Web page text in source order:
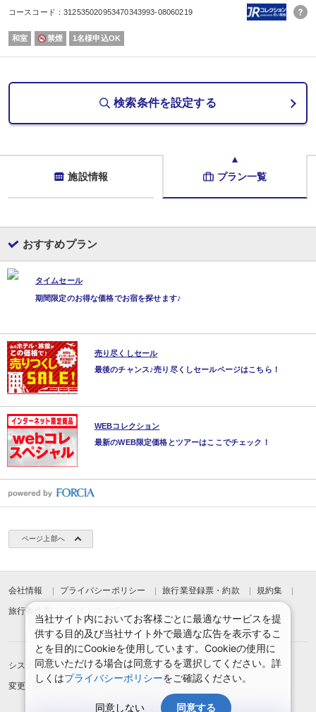
標高1400ｍの場所ですので気温も20°c-を下回ります 春秋は防寒着が必要です
特に冬季は相当冷え-10℃を下回りますのでダウンジャケット等の暖かい服装と
天候不順で不参加でもチケット代 バス代の現金返金はありませんが 一部を
コースコード：312535020953470343993-08060219
和室 禁煙 1名様申込OK
検索条件を設定する
施設情報 プラン一覧
おすすめプラン
タイムセール
期間限定のお得な価格でお宿を探せます♪
売り尽くしセール
最後のチャンス♪売り尽くしセールページはこちら！
WEBコレクション
最新のWEB限定価格とツアーはここでチェック！
ページ上部へ
会社情報 プライバシーポリシー 旅行業登録票・約款 規約集
旅行条件書
システムメンテナンスのお知らせ お申込みまでの手順
変更・取消のご案内 よくある質問 予約確認・変更
当社サイト内においてお客様ごとに最適なサービスを提
供する目的及び当社サイト外で最適な広告を表示するこ
とを目的にCookieを使用しています。Cookieの使用に
同意いただける場合は同意するを選択してください。詳
しくはプライバシーポリシーをご確認ください。
同意しない 同意する